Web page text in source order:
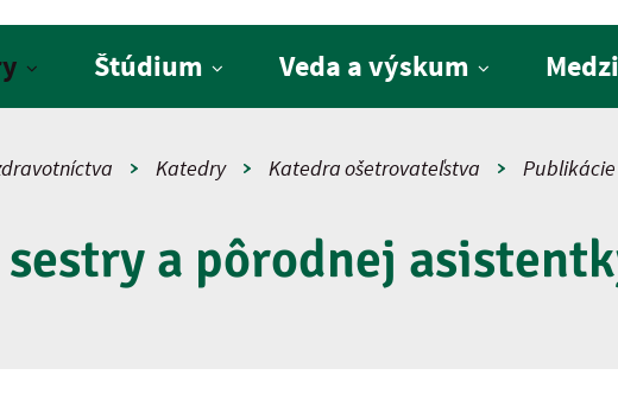
Štúdium Veda a výskum
Katedry Katedra ošetrovateľstva Publikácie
a pôrodnej